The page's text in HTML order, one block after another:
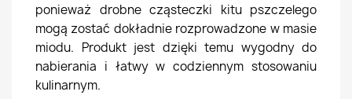
ponieważ drobne cząsteczki kitu pszczelego
mogą zostać dokładnie rozprowadzone w masie
miodu. Produkt jest dzięki temu wygodny do
nabierania i łatwy w codziennym stosowaniu
kulinarnym.